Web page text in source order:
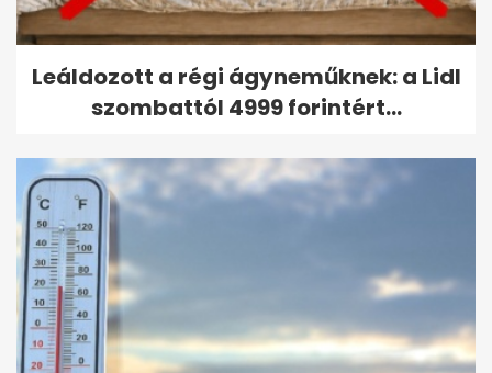
Leáldozott a régi ágyneműknek: a Lidl
szombattól 4999 forintért...